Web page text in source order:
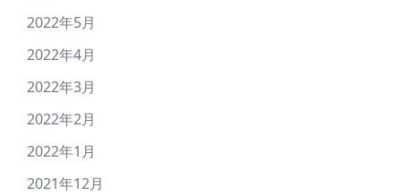
2022年5月
2022年4月
2022年3月
2022年2月
2022年1月
2021年12月